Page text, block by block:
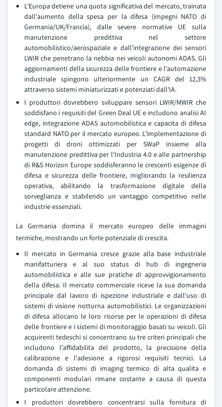
L'Europa detiene una quota significativa del mercato, trainata
dall'aumento della spesa per la difesa (impegni NATO di
Germania/UK/Francia), dalle severe normative UE sulla
manutenzione predittiva nel settore
automobilistico/aerospaziale e dall'integrazione dei sensori
LWIR che penetrano la nebbia nei veicoli autonomi ADAS. Gli
aggiornamenti della sicurezza delle frontiere e l'automazione
industriale spingono ulteriormente un CAGR del 12,3%
attraverso sistemi miniaturizzati e potenziati dall'IA.
I produttori dovrebbero sviluppare sensori LWIR/MWIR che
soddisfano i requisiti del Green Deal UE e includono analisi AI
edge, integrazione ADAS automobilistica e capacita di difesa
standard NATO per il mercato europeo. L'implementazione di
progetti di droni ottimizzati per SWaP insieme alla
manutenzione predittiva per l'Industria 4.0 e alle partnership
di R&S Horizon Europe soddisferanno le crescenti esigenze di
difesa e sicurezza delle frontiere, migliorando la resilienza
operativa, abilitando la trasformazione digitale della
sorveglianza e stabilendo un vantaggio competitivo nelle
industrie essenziali.
La Germania domina il mercato europeo delle immagini
termiche, mostrando un forte potenziale di crescita.
Il mercato in Germania cresce grazie alla base industriale
manifatturiera e al suo status di hub di ingegneria
automobilistica e alle sue pratiche di approvvigionamento
della difesa. Il mercato commerciale riceve la sua domanda
principale dal lavoro di ispezione industriale e dall'uso di
sistemi di visione notturna automobilistici. Le organizzazioni
di difesa allocano le loro risorse per le operazioni di difesa
delle frontiere e i sistemi di monitoraggio basati su veicoli. Gli
acquirenti tedeschi si concentrano su tre criteri principali che
includono l'affidabilita del prodotto, la precisione della
calibrazione e l'adesione a rigorosi requisiti tecnici. La
domanda di sistemi di imaging termico di alta qualita e
componenti modulari rimane costante a causa di questa
particolare attenzione.
I produttori dovrebbero concentrarsi sulla fornitura di